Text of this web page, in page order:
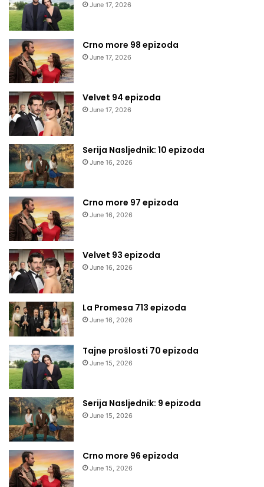
June 17, 2026
Crno more 98 epizoda
June 17, 2026
Velvet 94 epizoda
June 17, 2026
Serija Nasljednik: 10 epizoda
June 16, 2026
Crno more 97 epizoda
June 16, 2026
Velvet 93 epizoda
June 16, 2026
La Promesa 713 epizoda
June 16, 2026
Tajne prošlosti 70 epizoda
June 15, 2026
Serija Nasljednik: 9 epizoda
June 15, 2026
Crno more 96 epizoda
June 15, 2026